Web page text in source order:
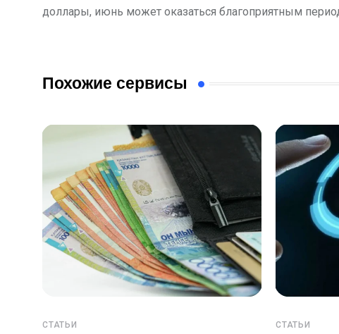
доллары, июнь может оказаться благоприятным
Похожие сервисы
СТАТЬИ СТАТЬИ